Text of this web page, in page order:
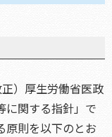
）厚生労働省医政
に関する指針」で
原則を以下のとお